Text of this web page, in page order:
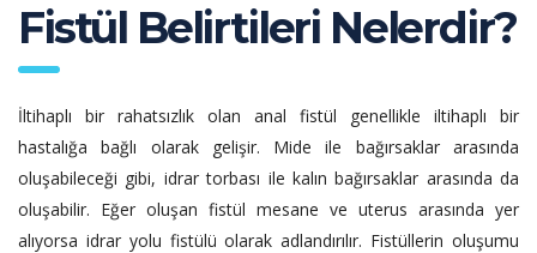
Fistül Belirtileri Nelerdir?
İltihaplı bir rahatsızlık olan anal fistül genellikle iltihaplı bir
hastalığa bağlı olarak gelişir. Mide ile bağırsaklar arasında
oluşabileceği gibi, idrar torbası ile kalın bağırsaklar arasında da
oluşabilir. Eğer oluşan fistül mesane ve uterus arasında yer
alıyorsa idrar yolu fistülü olarak adlandırılır. Fistüllerin oluşumu